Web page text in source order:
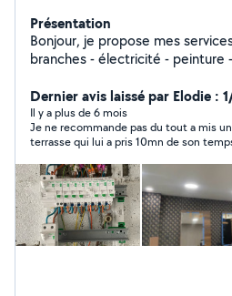
Présentation
Bonjour, je propose mes
branches - électricité - peinture - nettoyage ( voiture,
manutention - déménagement
Dernier avis laissé par Elodie :
Il y a plus de 6 mois
Je ne recommande pas du tout a mis
terrasse qui lui a pris 10mn de son
embout adapté .a pris 60e pour son
prestation au Karcher où il demandait
arnaque !!